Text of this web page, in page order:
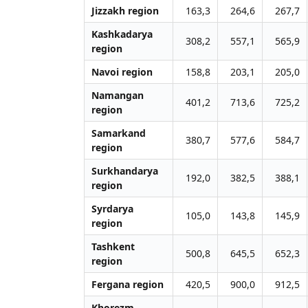
Jizzakh region 163,3 264,6
267,7
Kashkadarya
region
308,2 557,1 565,9
Navoi region 158,8 203,1
205,0
Namangan
region
401,2 713,6 725,2
Samarkand
region
380,7 577,6 584,7
Surkhandarya
region
192,0 382,5 388,1
Syrdarya
region
105,0 143,8 145,9
Tashkent
region
500,8 645,5 652,3
Fergana region 420,5 900,0
912,5